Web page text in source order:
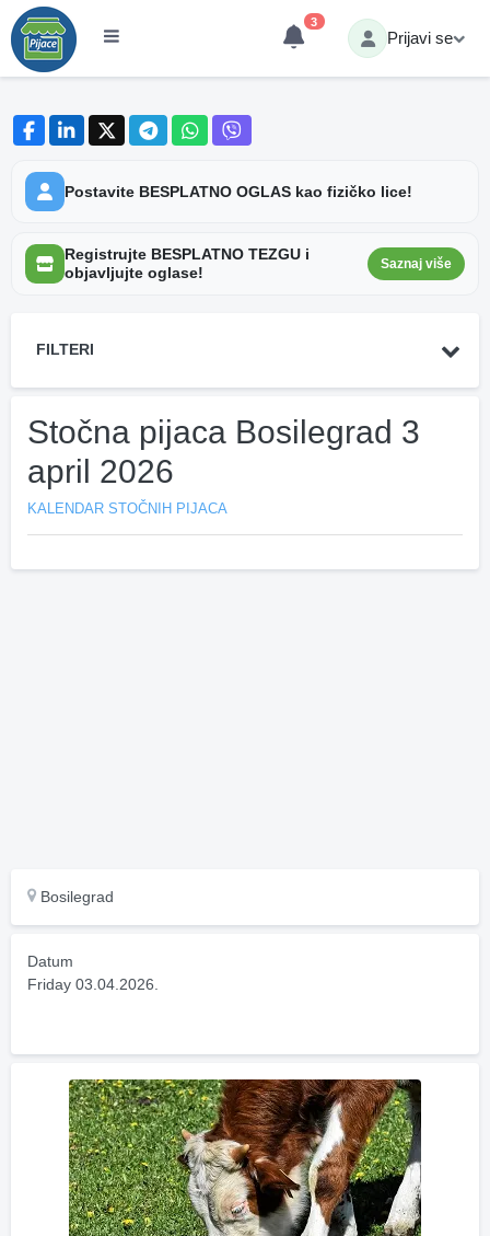
3
Prijavi se
Postavite BESPLATNO OGLAS kao fizičko lice!
Registrujte BESPLATNO TEZGU i
objavljujte oglase!
Saznaj više
FILTERI
Stočna pijaca Bosilegrad 3
april 2026
KALENDAR STOČNIH PIJACA
Bosilegrad
Datum
Friday 03.04.2026.